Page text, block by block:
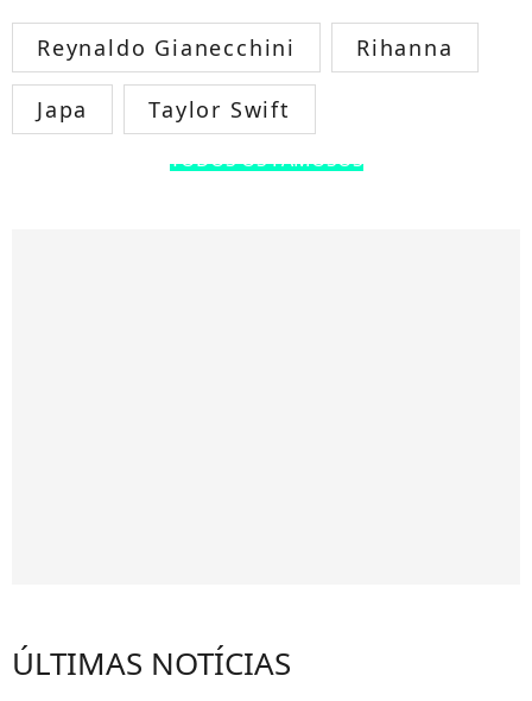
Reynaldo Gianecchini Rihanna
Japa Taylor Swift
TODOS OS FAMOSOS
ÚLTIMAS NOTÍCIAS